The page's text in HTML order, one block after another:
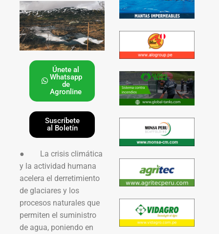
Únete al
Whatsapp
de
Agronline
Suscríbete
al Boletín
● La crisis climática
y la actividad humana
acelera el derretimiento
de glaciares y los
procesos naturales que
permiten el suministro
de agua, poniendo en